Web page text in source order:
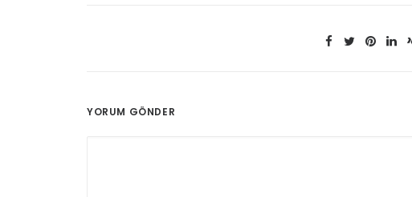
YORUM GÖNDER